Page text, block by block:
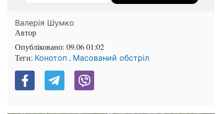
Валерія Шумко
Автор
Опубліковано: 09.06 01:02
Теги: Конотоп , Масований обстріл